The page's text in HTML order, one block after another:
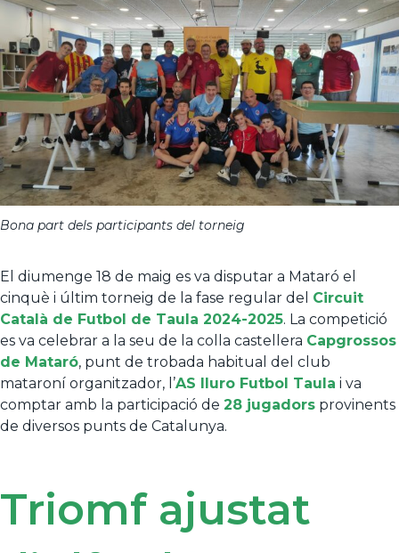
Bona part dels participants del torneig
El diumenge 18 de maig es va disputar a Mataró el
cinquè i últim torneig de la fase regular del Circuit
Català de Futbol de Taula 2024-2025. La competició
es va celebrar a la seu de la colla castellera Capgrossos
de Mataró, punt de trobada habitual del club
mataroní organitzador, l’AS Iluro Futbol Taula i va
comptar amb la participació de 28 jugadors provinents
de diversos punts de Catalunya.
Triomf ajustat